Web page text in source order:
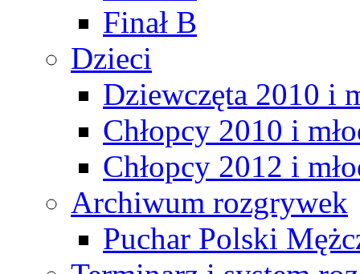
Finał B
Dzieci
Dziewczęta 2010 i
Chłopcy 2010 i
Chłopcy 2012 i
Archiwum rozgrywek
Puchar Polski